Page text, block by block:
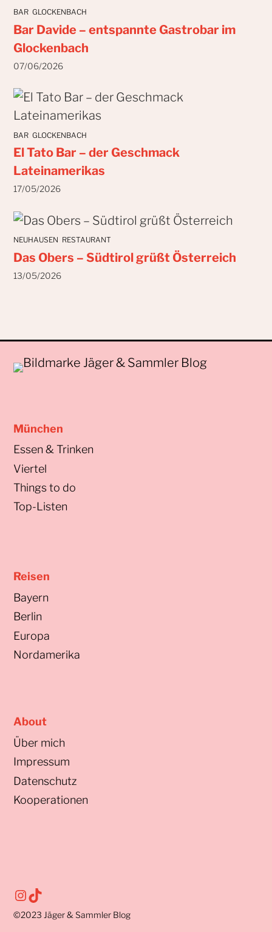
BAR GLOCKENBACH
Bar Davide – entspannte Gastrobar im
Glockenbach
07/06/2026
BAR GLOCKENBACH
El Tato Bar – der Geschmack
Lateinamerikas
17/05/2026
NEUHAUSEN RESTAURANT
Das Obers – Südtirol grüßt Österreich
13/05/2026
München
Essen & Trinken
Viertel
Things to do
Top-Listen
Reisen
Bayern
Berlin
Europa
Nordamerika
About
Über mich
Impressum
Datenschutz
Kooperationen
Instagram
TikTok
©2023 Jäger & Sammler Blog